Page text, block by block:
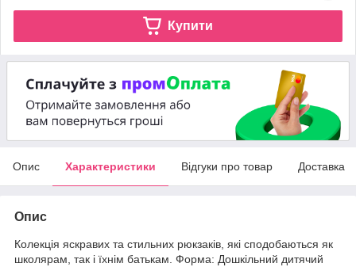
Купити
Опис Характеристики Відгуки про товар Доставка
Опис
Колекція яскравих та стильних рюкзаків, які сподобаються як
школярам, ​​так і їхнім батькам. Форма: Дошкільний дитячий